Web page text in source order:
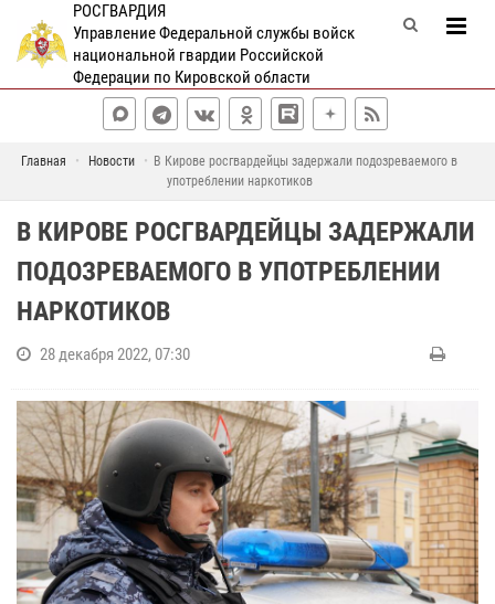
РОСГВАРДИЯ
Управление Федеральной службы войск
национальной гвардии Российской
Федерации по Кировской области
Главная Новости
В Кирове росгвардейцы задержали подозреваемого в
употреблении наркотиков
В КИРОВЕ РОСГВАРДЕЙЦЫ ЗАДЕРЖАЛИ
ПОДОЗРЕВАЕМОГО В УПОТРЕБЛЕНИИ
НАРКОТИКОВ
28 декабря 2022, 07:30